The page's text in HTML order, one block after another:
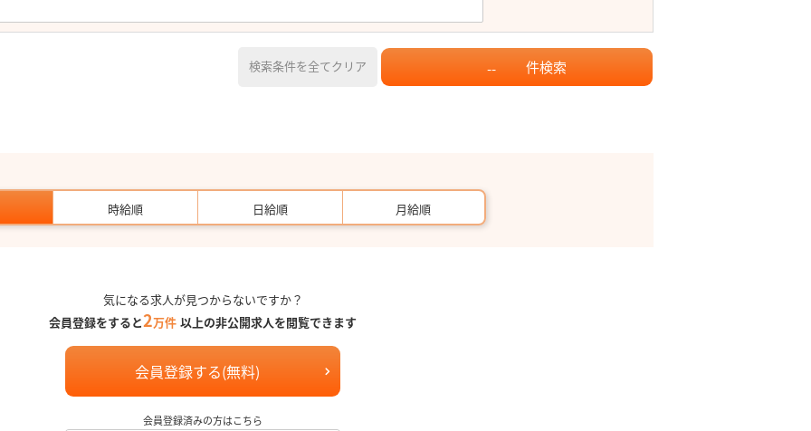
検索条件を全てクリア -- 件検索
時給順 日給順 月給順
気になる求人が見つからないですか？
会員登録をすると2万件 以上の非公開求人を閲覧できます
会員登録する(無料)
会員登録済みの方はこちら